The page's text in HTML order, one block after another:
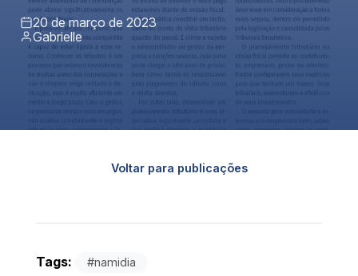
20 de março de 2023
Gabrielle
Voltar para publicações
Tags: #namidia